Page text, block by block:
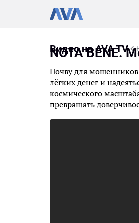
Видео на AVA TV
NOTA BENE.
Почву для
лёгких денег и
космического
превращать